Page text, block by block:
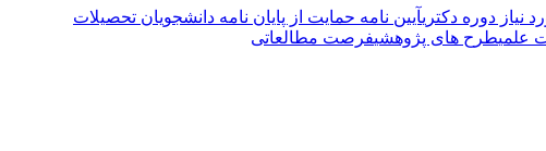
نیاز دوره دکتریآیین نامه حمایت از پایان نامه دانشجویان تحصیلات
علمیطرح های پژوهشیفرصت مطالعاتی